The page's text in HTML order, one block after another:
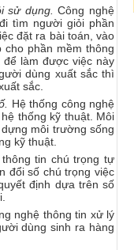
sử dụng.Công nghệ
tìm người giỏi phần
đặt ra bài toán, vào
phần mềm thông
để làm được việc này
dùng xuất sắc thì
sắc.
Hệ thống công nghệ
thống kỹ thuật. Môi
môi trường sống
kỹ thuật.
tin chú trọng tự
đổi số chú trọng việc
định dựa trên số
nghệ thông tin xử lý
dùng sinh ra hàng